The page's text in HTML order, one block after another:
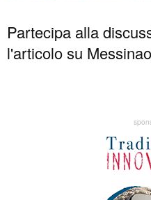
Partecipa alla
l'articolo su